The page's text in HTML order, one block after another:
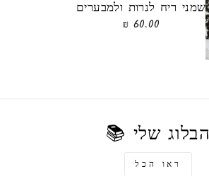
שמני ריח לנרות ולמבערים
60.00 ₪
הבלוג שלי 📚
ראו הכל